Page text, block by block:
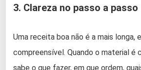
3. Clareza no passo a passo
Uma receita boa não é a mais longa,
compreensível. Quando o material é
sabe o que fazer, em que ordem,